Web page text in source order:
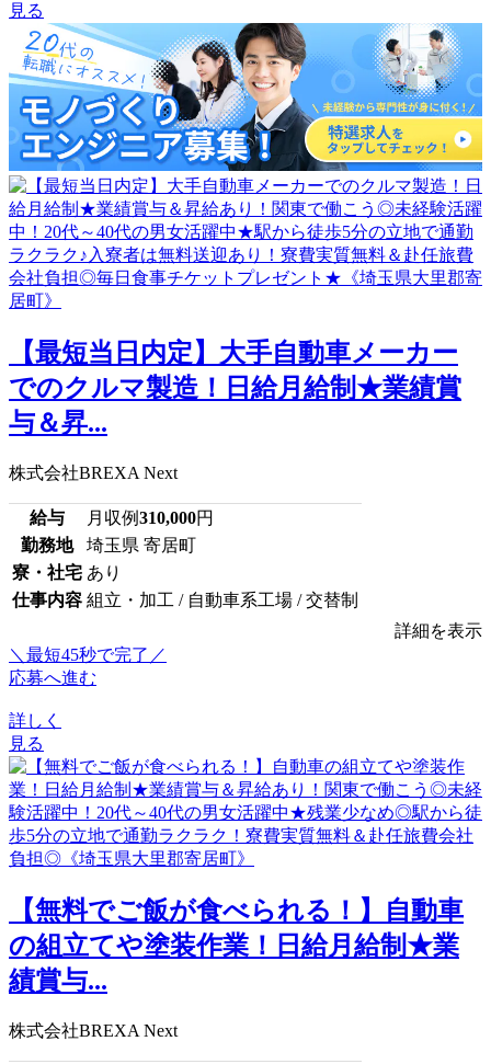
見る
【最短当日内定】大手自動車メーカー
でのクルマ製造！日給月給制★業績賞
与＆昇...
株式会社BREXA Next
給与 月収例310,000円
勤務地
埼玉県 寄居町
寮・社宅 あり
仕事内容 組立・加工 / 自動車系工場 / 交替制
詳細を表示
＼最短45秒で完了／
応募へ進む
詳しく
見る
【無料でご飯が食べられる！】自動車
の組立てや塗装作業！日給月給制★業
績賞与...
株式会社BREXA Next